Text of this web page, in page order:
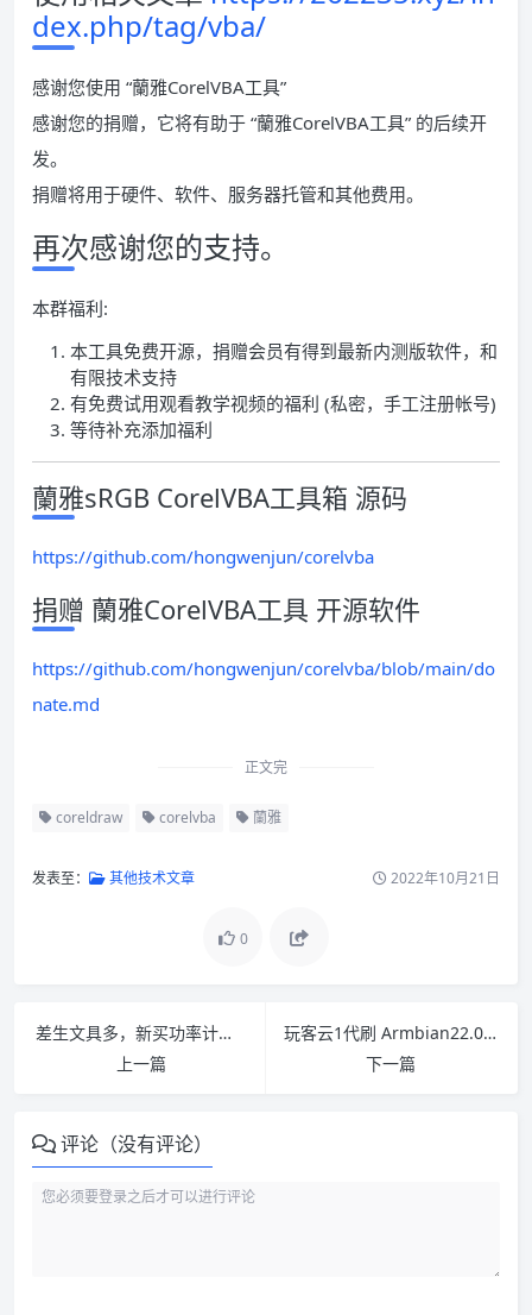
dex.php/tag/vba/
感谢您使用 “蘭雅CorelVBA工具”
感谢您的捐赠，它将有助于 “蘭雅CorelVBA工具” 的后续开
发。
捐赠将用于硬件、软件、服务器托管和其他费用。
再次感谢您的支持。
本群福利:
本工具免费开源，捐赠会员有得到最新内测版软件，和
有限技术支持
有免费试用观看教学视频的福利 (私密，手工注册帐号)
等待补充添加福利
蘭雅sRGB CorelVBA工具箱 源码
https://github.com/hongwenjun/corelvba
捐赠 蘭雅CorelVBA工具 开源软件
https://github.com/hongwenjun/corelvba/blob/main/do
nate.md
正文完
coreldraw corelvba 蘭雅
发表至： 其他技术文章 2022年10月21日
0
差生文具多，新买功率计量器，测量下收集的古董用电量
上一篇
玩客云1代刷 Armbian22.08 全自动刷入EMMC包内核5.18 成功
下一篇
评论（没有评论）